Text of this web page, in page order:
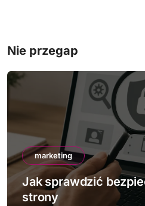
Nie przegap
marketing
Jak sprawdzić
strony